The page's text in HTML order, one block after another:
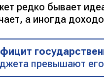
редко бывает
а иногда
превышают